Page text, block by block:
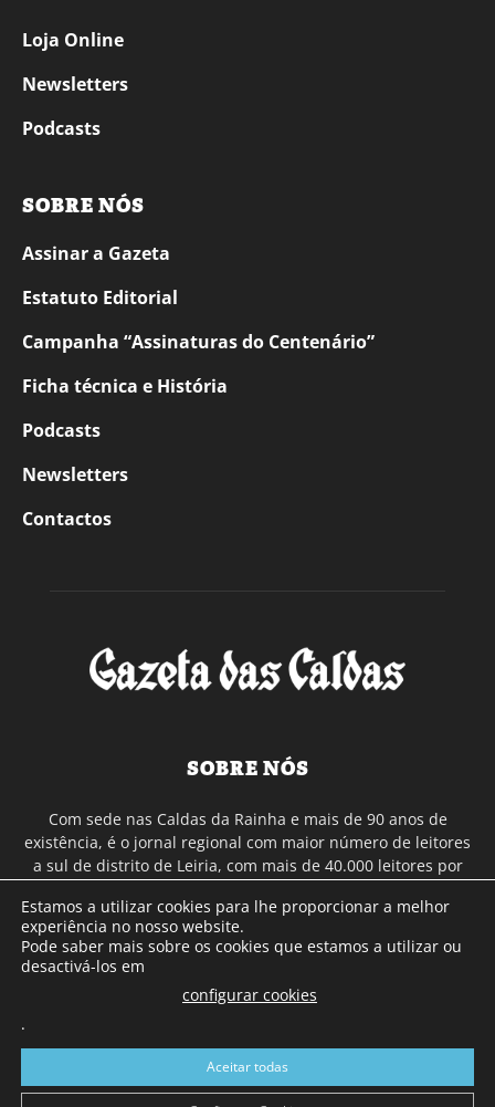
Loja Online
Newsletters
Podcasts
SOBRE NÓS
Assinar a Gazeta
Estatuto Editorial
Campanha “Assinaturas do Centenário”
Ficha técnica e História
Podcasts
Newsletters
Contactos
SOBRE NÓS
Com sede nas Caldas da Rainha e mais de 90 anos de
existência, é o jornal regional com maior número de leitores
a sul de distrito de Leiria, com mais de 40.000 leitores por
Continental e assinatura online.
SIGA-NOS
Estamos a utilizar cookies para lhe proporcionar a melhor
experiência no nosso website.
Pode saber mais sobre os cookies que estamos a utilizar ou
desactivá-los em
configurar cookies
.
Aceitar todas